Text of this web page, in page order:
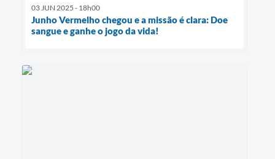
03 JUN 2025 - 18h00
Junho Vermelho chegou e a missão é clara: Doe
sangue e ganhe o jogo da vida!